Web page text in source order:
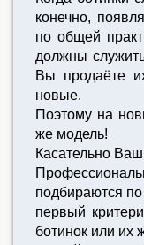
конечно,
по общей
должны
Вы продаёте
новые.
Поэтому на
же модель!
Касательно
подбираются
первый
ботинок или их